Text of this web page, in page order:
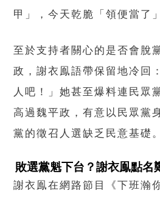
甲」，今天乾脆「領便當了
至於支持者關心的是否會脫
政，謝衣鳯語帶保留地冷回
人吧！」她甚至爆料連民眾
高過魏平政，有意以民眾黨
黨的徵召人選缺乏民意基礎。
敗選黨魁下台？謝衣鳯點名
謝衣鳯在網路節目《下班瀚